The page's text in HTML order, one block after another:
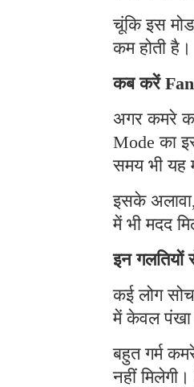
चूंकि इस
कम होती है।
कब करें Fan
अगर कमरे
Mode का
समय भी यह
इसके
में भी मदद
इन गलतियों
कई लोग
में केवल पंखा
बहुत गर्म
नहीं